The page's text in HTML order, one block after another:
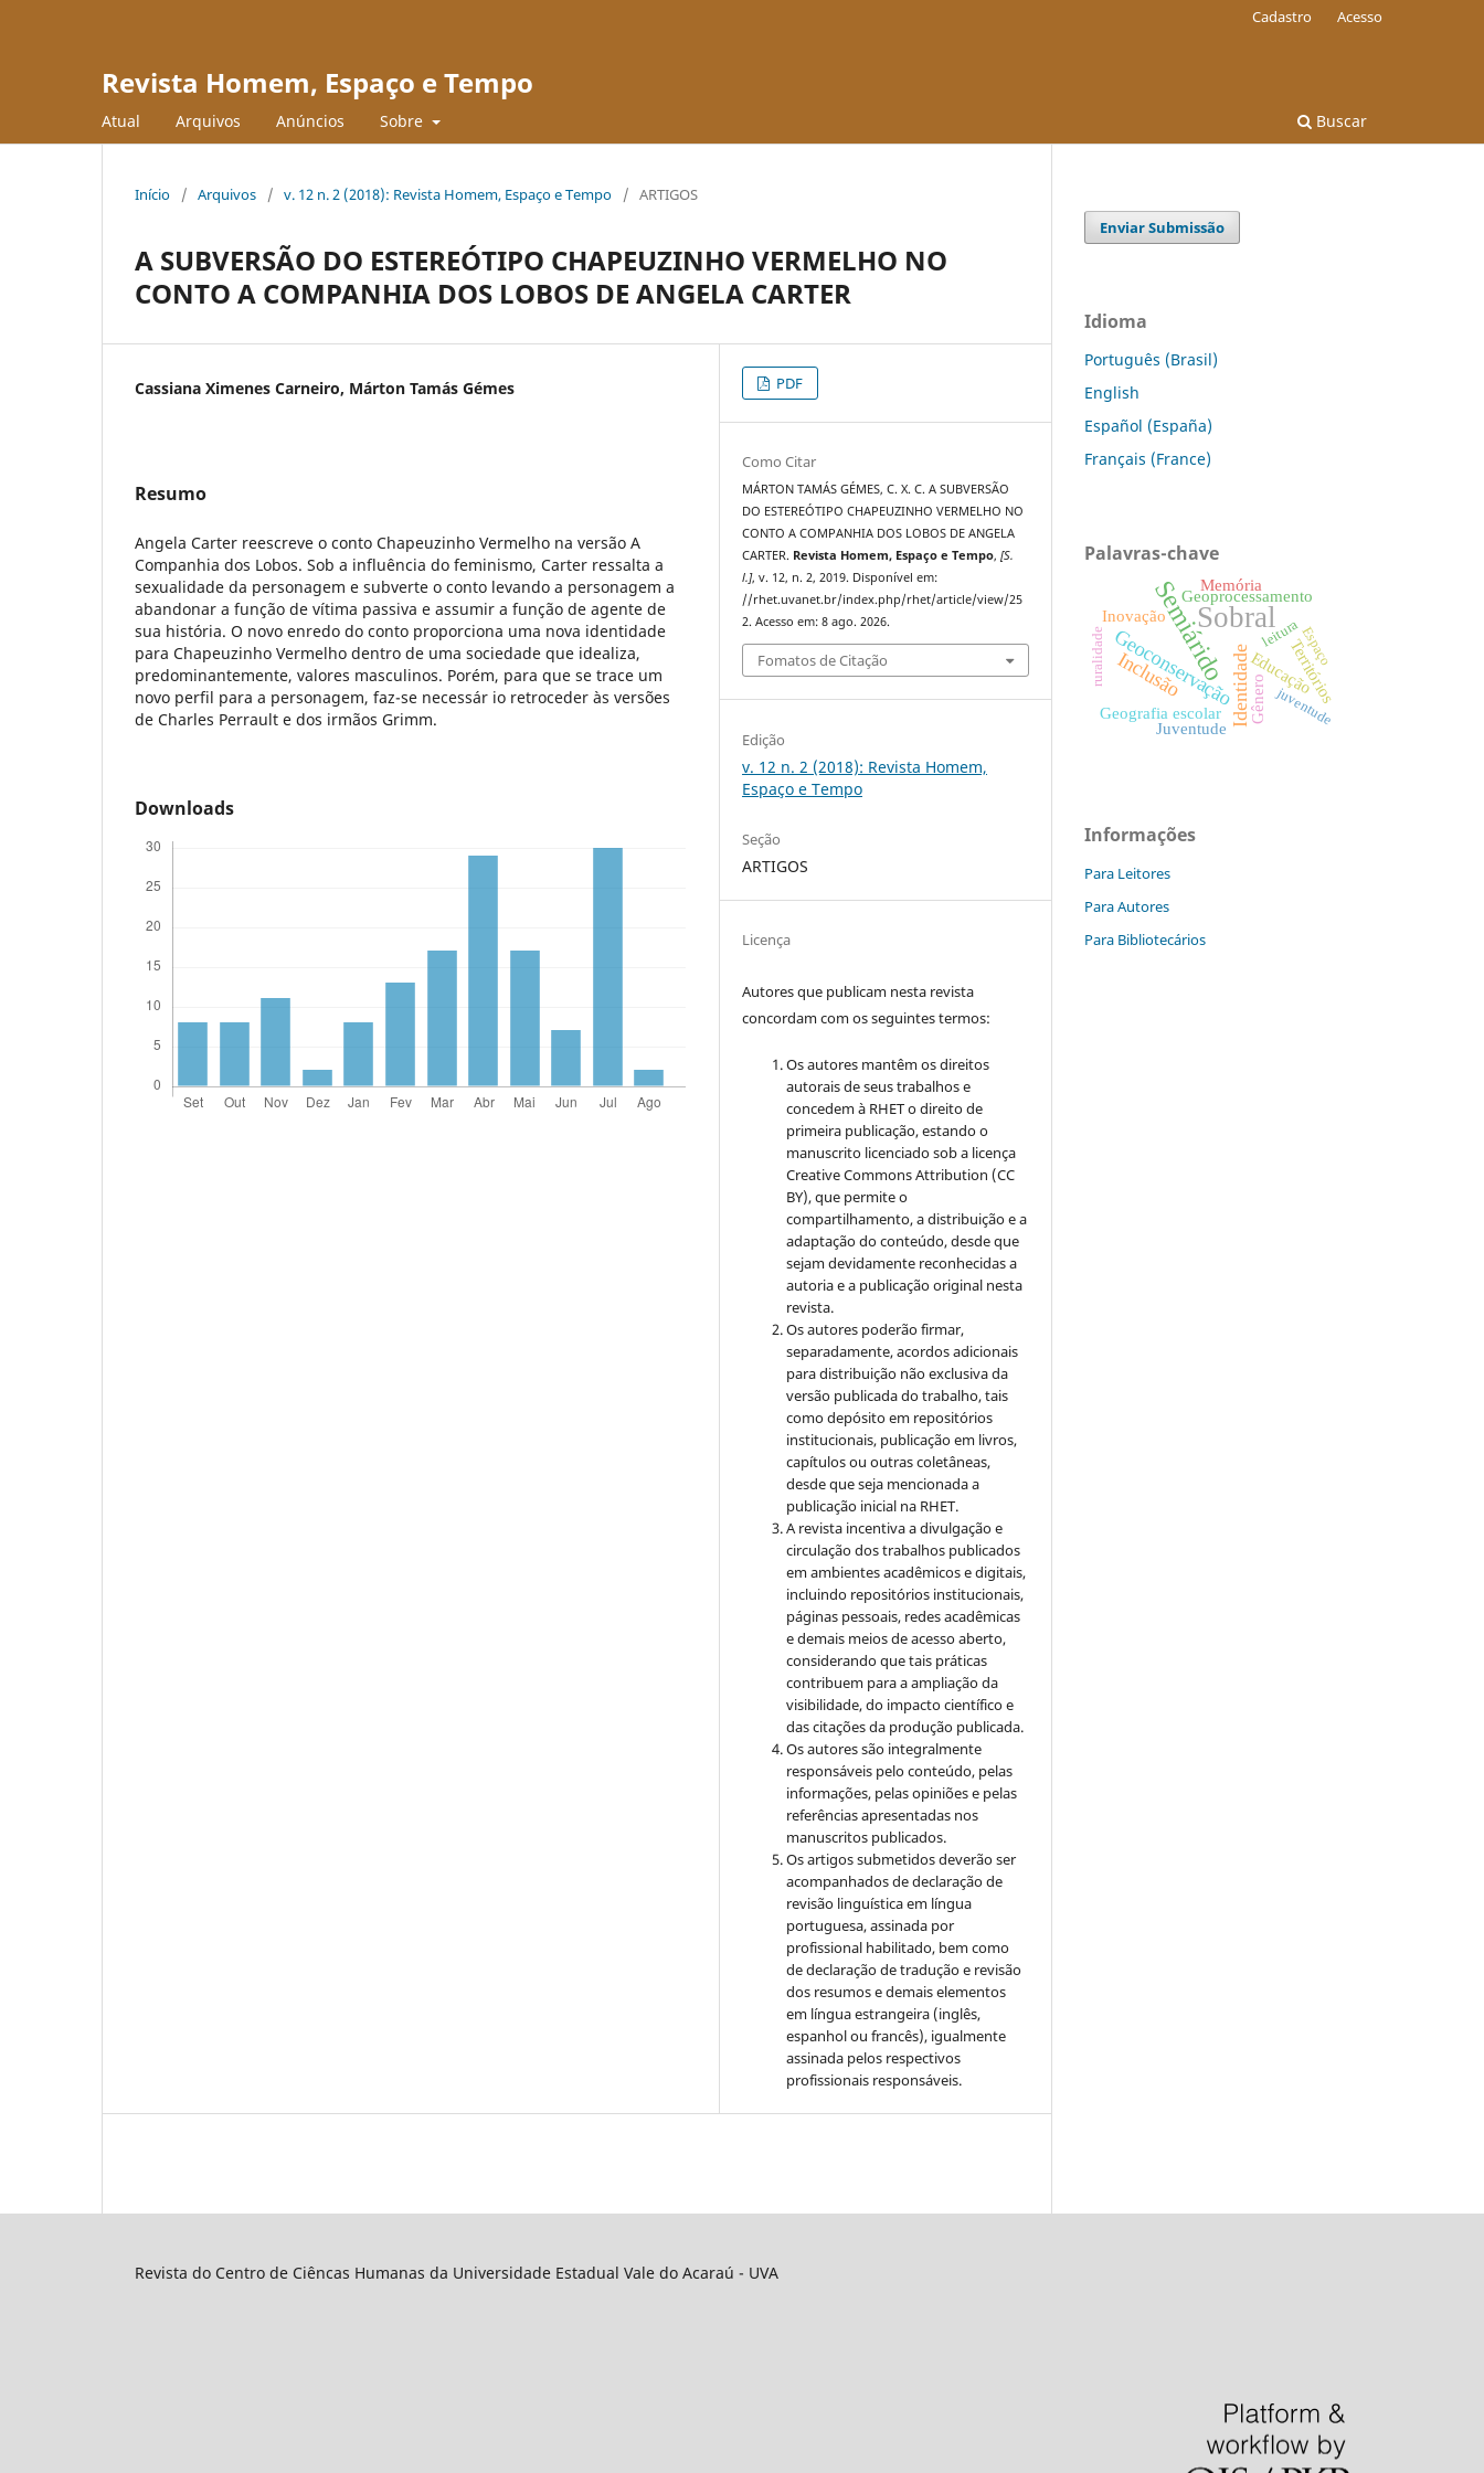
Revista Homem, Espaço e Tempo
Atual Arquivos Anúncios Sobre Buscar
Cadastro Acesso
Início / Arquivos / v. 12 n. 2 (2018): Revista Homem, Espaço e Tempo / ARTIGOS
A SUBVERSÃO DO ESTEREÓTIPO CHAPEUZINHO VERMELHO NO
CONTO A COMPANHIA DOS LOBOS DE ANGELA CARTER
Cassiana Ximenes Carneiro, Márton Tamás Gémes
Resumo
Angela Carter reescreve o conto Chapeuzinho Vermelho na versão A
Companhia dos Lobos. Sob a influência do feminismo, Carter ressalta a
sexualidade da personagem e subverte o conto levando a personagem a
abandonar a função de vítima passiva e assumir a função de agente de
sua história. O novo enredo do conto proporciona uma nova identidade
para Chapeuzinho Vermelho dentro de uma sociedade que idealiza,
predominantemente, valores masculinos. Porém, para que se trace um
novo perfil para a personagem, faz-se necessár io retroceder às versões
de Charles Perrault e dos irmãos Grimm.
Downloads
PDF
Como Citar
MÁRTON TAMÁS GÉMES, C. X. C. A SUBVERSÃO
DO ESTEREÓTIPO CHAPEUZINHO VERMELHO NO
CONTO A COMPANHIA DOS LOBOS DE ANGELA
CARTER. Revista Homem, Espaço e Tempo,[S.
l.], v. 12, n. 2, 2019. Disponível em:
//rhet.uvanet.br/index.php/rhet/article/view/25
2. Acesso em: 8 ago. 2026.
Fomatos de Citação
Edição
v. 12 n. 2 (2018): Revista Homem,
Espaço e Tempo
Seção
ARTIGOS
Licença
Autores que publicam nesta revista
concordam com os seguintes termos:
Os autores mantêm os direitos
autorais de seus trabalhos e
concedem à RHET o direito de
primeira publicação, estando o
manuscrito licenciado sob a licença
Creative CommonsAttribution (CC
BY), que permite o
compartilhamento, a distribuição e a
adaptação do conteúdo, desde que
sejam devidamente reconhecidas a
autoria e a publicação original nesta
revista.
Os autores poderão firmar,
separadamente, acordos adicionais
para distribuição não exclusiva da
versão publicada do trabalho, tais
como depósito em repositórios
institucionais, publicação em livros,
capítulos ou outras coletâneas,
desde que seja mencionada a
publicação inicial na RHET.
A revista incentiva a divulgação e
circulação dos trabalhos publicados
em ambientes acadêmicos e digitais,
incluindo repositórios institucionais,
páginas pessoais, redes acadêmicas
e demais meios de acesso aberto,
considerando que tais práticas
contribuem para a ampliação da
visibilidade, do impacto científico e
das citações da produção publicada.
Os autores são integralmente
responsáveis pelo conteúdo, pelas
informações, pelas opiniões e pelas
referências apresentadas nos
manuscritos publicados.
Os artigos submetidos deverão ser
acompanhados de declaração de
revisão linguística em língua
portuguesa, assinada por
profissional habilitado, bem como
de declaração de tradução e revisão
dos resumos e demais elementos
em língua estrangeira (inglês,
espanhol ou francês), igualmente
assinada pelos respectivos
profissionais responsáveis.
Enviar Submissão
Idioma
Português (Brasil)
English
Español (España)
Français (France)
Palavras-chave
Sobral
Semiárido
Geoconservação
Inclusão Identidade
Geoprocessamento
Educação
Geografia escolar
Territórios
Gênero
Inovação
Memória
Juventude juventude
ruralidade leituraEspaço
Informações
Para Leitores
Para Autores
Para Bibliotecários
Revista do Centro de Ciêncas Humanas da Universidade Estadual Vale do Acaraú - UVA